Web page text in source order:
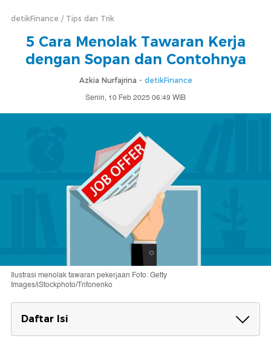
detikFinance Tips dan Trik
5 Cara Menolak Tawaran Kerja
dengan Sopan dan Contohnya
Azkia Nurfajrina - detikFinance
Senin, 10 Feb 2025 06:49 WIB
Ilustrasi menolak tawaran pekerjaan Foto: Getty
Images/iStockphoto/Trifonenko
Daftar Isi
Cara Menolak Tawaran Pekerjaan